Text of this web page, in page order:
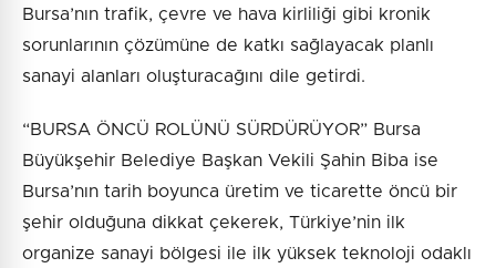
Bursa’nın trafik, çevre ve hava kirliliği gibi kronik
sorunlarının çözümüne de katkı sağlayacak planlı
sanayi alanları oluşturacağını dile getirdi.
“BURSA ÖNCÜ ROLÜNÜ SÜRDÜRÜYOR” Bursa
Büyükşehir Belediye Başkan Vekili Şahin Biba ise
Bursa’nın tarih boyunca üretim ve ticarette öncü bir
şehir olduğuna dikkat çekerek, Türkiye’nin ilk
organize sanayi bölgesi ile ilk yüksek teknoloji odaklı